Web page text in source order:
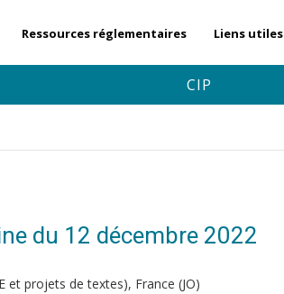
Ressources réglementaires Liens utiles
CIP
du 12 décembre 2022
et projets de textes), France (JO)